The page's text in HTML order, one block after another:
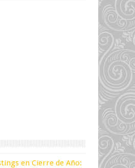
en Cierre de Año: